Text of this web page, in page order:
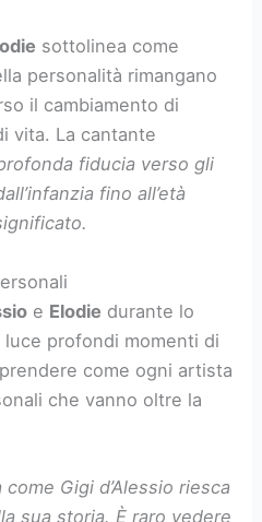
sottolinea come
personalità rimangano
il cambiamento di
vita. La cantante
fiducia verso gli
fino all’età
e Elodie durante lo
profondi momenti di
come ogni artista
che vanno oltre la
Gigi d’Alessio riesca
sua storia. È raro vedere